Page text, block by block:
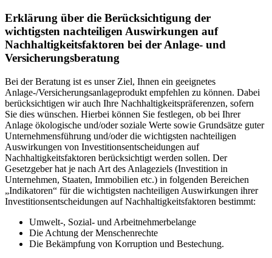
Erklärung über die Berücksichtigung der
wichtigsten nachteiligen Auswirkungen auf
Nachhaltigkeitsfaktoren bei der Anlage- und
Versicherungsberatung
Bei der Beratung ist es unser Ziel, Ihnen ein geeignetes
Anlage-/Versicherungsanlageprodukt empfehlen zu können. Dabei
berücksichtigen wir auch Ihre Nachhaltigkeitspräferenzen, sofern
Sie dies wünschen. Hierbei können Sie festlegen, ob bei Ihrer
Anlage ökologische und/oder soziale Werte sowie Grundsätze guter
Unternehmensführung und/oder die wichtigsten nachteiligen
Auswirkungen von Investitionsentscheidungen auf
Nachhaltigkeitsfaktoren berücksichtigt werden sollen. Der
Gesetzgeber hat je nach Art des Anlageziels (Investition in
Unternehmen, Staaten, Immobilien etc.) in folgenden Bereichen
„Indikatoren“ für die wichtigsten nachteiligen Auswirkungen ihrer
Investitionsentscheidungen auf Nachhaltigkeitsfaktoren bestimmt:
Umwelt-, Sozial- und Arbeitnehmerbelange
Die Achtung der Menschenrechte
Die Bekämpfung von Korruption und Bestechung.